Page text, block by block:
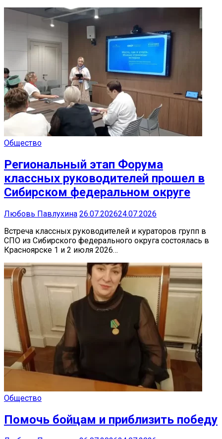
Общество
Региональный этап Форума
классных руководителей прошел в
Сибирском федеральном округе
Любовь Павлухина 26.07.202624.07.2026
Встреча классных руководителей и кураторов групп в
СПО из Сибирского федерального округа состоялась в
Красноярске 1 и 2 июля 2026…
Общество
Помочь бойцам и приблизить победу